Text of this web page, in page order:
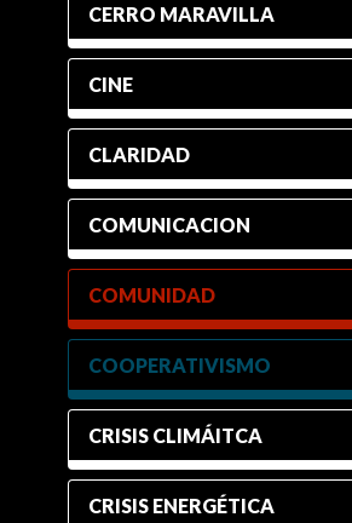
CERRO MARAVILLA
CINE
CLARIDAD
COMUNICACION
COMUNIDAD
COOPERATIVISMO
CRISIS CLIMÁITCA
CRISIS ENERGÉTICA